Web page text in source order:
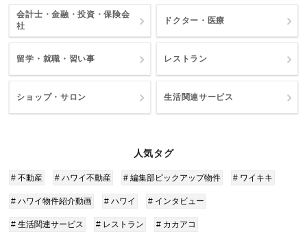
会計士・金融・投資・保険会
社
ドクター・医療
留学・就職・習い事 レストラン
ショップ・サロン 生活関連サービス
人気タグ
# 不動産 # ハワイ不動産 # 編集部ピックアップ物件 # ワイキキ
# ハワイ物件紹介動画 # ハワイ # インタビュー
# 生活関連サービス # レストラン # カカアコ